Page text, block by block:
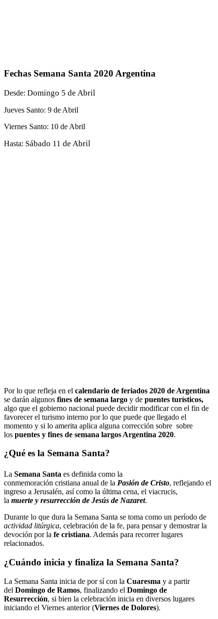
Fechas Semana Santa 2020 Argentina
Desde: Domingo 5 de Abril
Jueves Santo: 9 de Abril
Viernes Santo: 10 de Abril
Hasta: Sábado 11 de Abril
Por lo que refleja en el calendario de feriados 2020 de Argentina
se darán algunos fines de semana largo y de puentes turísticos,
algo que el gobierno nacional puede decidir modificar con el fin de
favorecer el turismo interno por lo que puede que llegado el
momento y si lo amerita aplica alguna corrección sobre sobre
los puentes y fines de semana largos Argentina 2020.
¿Qué es la Semana Santa?
La Semana Santa ​ es definida como la
conmemoración cristiana anual de la Pasión de Cristo, reflejando el
ingreso a Jerusalén, así como la última cena, el viacrucis,
la muerte y resurrección de Jesús de Nazaret.
Durante lo que dura la Semana Santa se toma como un período de
actividad litúrgica, celebración de la fe, para pensar y demostrar la
devoción por la fe cristiana. Además para recorrer lugares
relacionados.
¿Cuándo inicia y finaliza la Semana Santa?
La Semana Santa inicia de por sí con la Cuaresma y a partir
del Domingo de Ramos, finalizando el Domingo de
Resurrección, si bien la celebración inicia en diversos lugares
iniciando el Viernes anterior (Viernes de Dolores).